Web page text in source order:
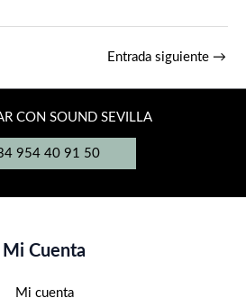
Entrada siguiente →
CON SOUND SEVILLA
954 40 91 50
Mi Cuenta
Mi cuenta